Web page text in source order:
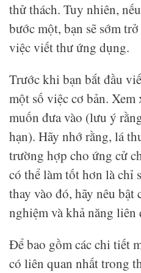
thử thách. Tuy nhiên,
bước một, bạn sẽ sớm
việc viết thư ứng dụng.
Trước khi bạn bắt đầu
một số việc cơ bản.
muốn đưa vào (lưu ý
hạn). Hãy nhớ rằng, lá
trường hợp cho ứng cử
có thể làm tốt hơn là chỉ
thay vào đó, hãy nêu bật
nghiệm và khả năng liên
Để bao gồm các chi tiết
có liên quan nhất trong